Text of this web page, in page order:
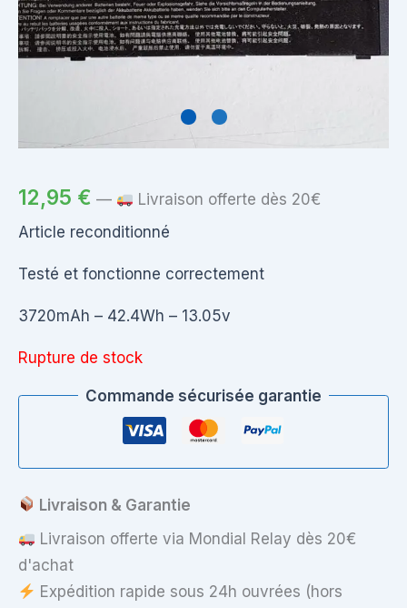
12,95 € —
Livraison offerte dès 20€
Article reconditionné
Testé et fonctionne correctement
3720mAh – 42.4Wh – 13.05v
Rupture de stock
Commande sécurisée garantie
Livraison & Garantie
Livraison offerte via Mondial Relay dès 20€
d'achat
Expédition rapide sous 24h ouvrées (hors